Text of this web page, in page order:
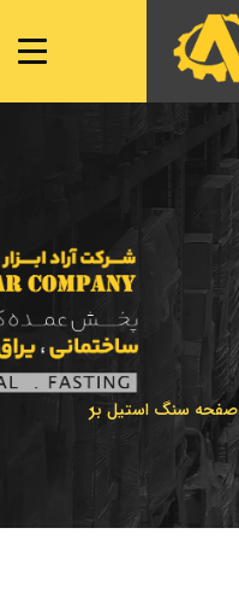
صفحه سنگ استیل بر